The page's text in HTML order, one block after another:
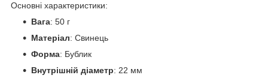
Основні характеристики:
Вага: 50 г
Матеріал: Свинець
Форма: Бублик
Внутрішній діаметр: 22 мм